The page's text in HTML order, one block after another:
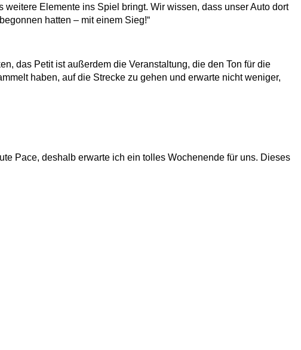
Elemente ins Spiel bringt. Wir wissen, dass unser Auto dort
hatten – mit einem Sieg!“
das Petit ist außerdem die Veranstaltung, die den Ton für die
haben, auf die Strecke zu gehen und erwarte nicht weniger,
Pace, deshalb erwarte ich ein tolles Wochenende für uns. Dieses